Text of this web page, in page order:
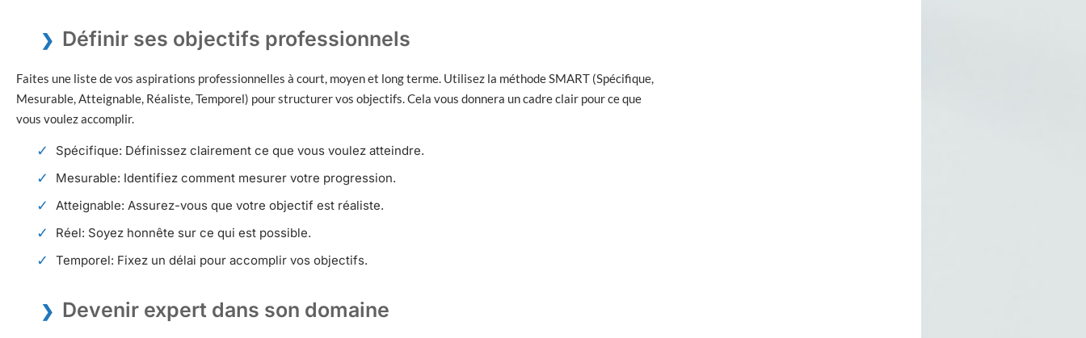
Définir ses objectifs professionnels
Faites une liste de vos aspirations professionnelles à court, moyen et long terme. Utilisez la méthode SMART (Spécifique,
Mesurable, Atteignable, Réaliste, Temporel) pour structurer vos objectifs. Cela vous donnera un cadre clair pour ce que
vous voulez accomplir.
Spécifique: Définissez clairement ce que vous voulez atteindre.
Mesurable: Identifiez comment mesurer votre progression.
Atteignable: Assurez-vous que votre objectif est réaliste.
Réel: Soyez honnête sur ce qui est possible.
Temporel: Fixez un délai pour accomplir vos objectifs.
Devenir expert dans son domaine